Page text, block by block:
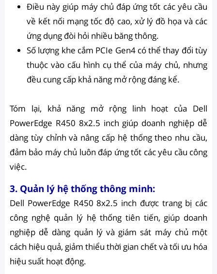
Điều này giúp máy chủ đáp ứng tốt các yêu cầu
về kết nối mạng tốc độ cao, xử lý đồ họa và các
ứng dụng đòi hỏi nhiều băng thông.
Số lượng khe cắm PCIe Gen4 có thể thay đổi tùy
thuộc vào cấu hình cụ thể của máy chủ, nhưng
đều cung cấp khả năng mở rộng đáng kể.
Tóm lại, khả năng mở rộng linh hoạt của Dell
PowerEdge R450 8x2.5 inch giúp doanh nghiệp dễ
dàng tùy chỉnh và nâng cấp hệ thống theo nhu cầu,
đảm bảo máy chủ luôn đáp ứng tốt các yêu cầu công
việc.
3. Quản lý hệ thống thông minh:
Dell PowerEdge R450 8x2.5 inch được trang bị các
công nghệ quản lý hệ thống tiên tiến, giúp doanh
nghiệp dễ dàng quản lý và giám sát máy chủ một
cách hiệu quả, giảm thiểu thời gian chết và tối ưu hóa
hiệu suất hoạt động.